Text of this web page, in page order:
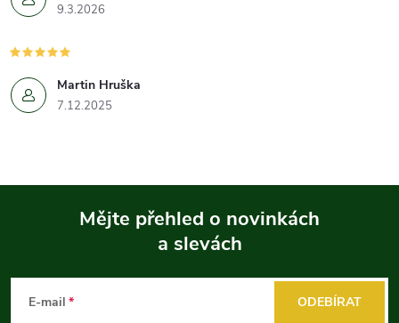
9.3.2026
Martin Hruška
7.12.2025
Mějte přehled o novinkách
a slevách
E-mail ODEBÍRAT